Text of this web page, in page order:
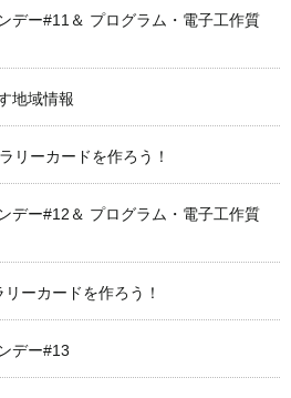
デー#11＆ プログラム・電子工作質
地域情報
リーカードを作ろう！
デー#12＆ プログラム・電子工作質
ーカードを作ろう！
デー#13